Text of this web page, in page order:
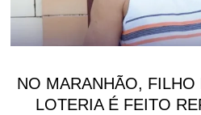
NO MARANHÃO,
LOTERIA É FEITO